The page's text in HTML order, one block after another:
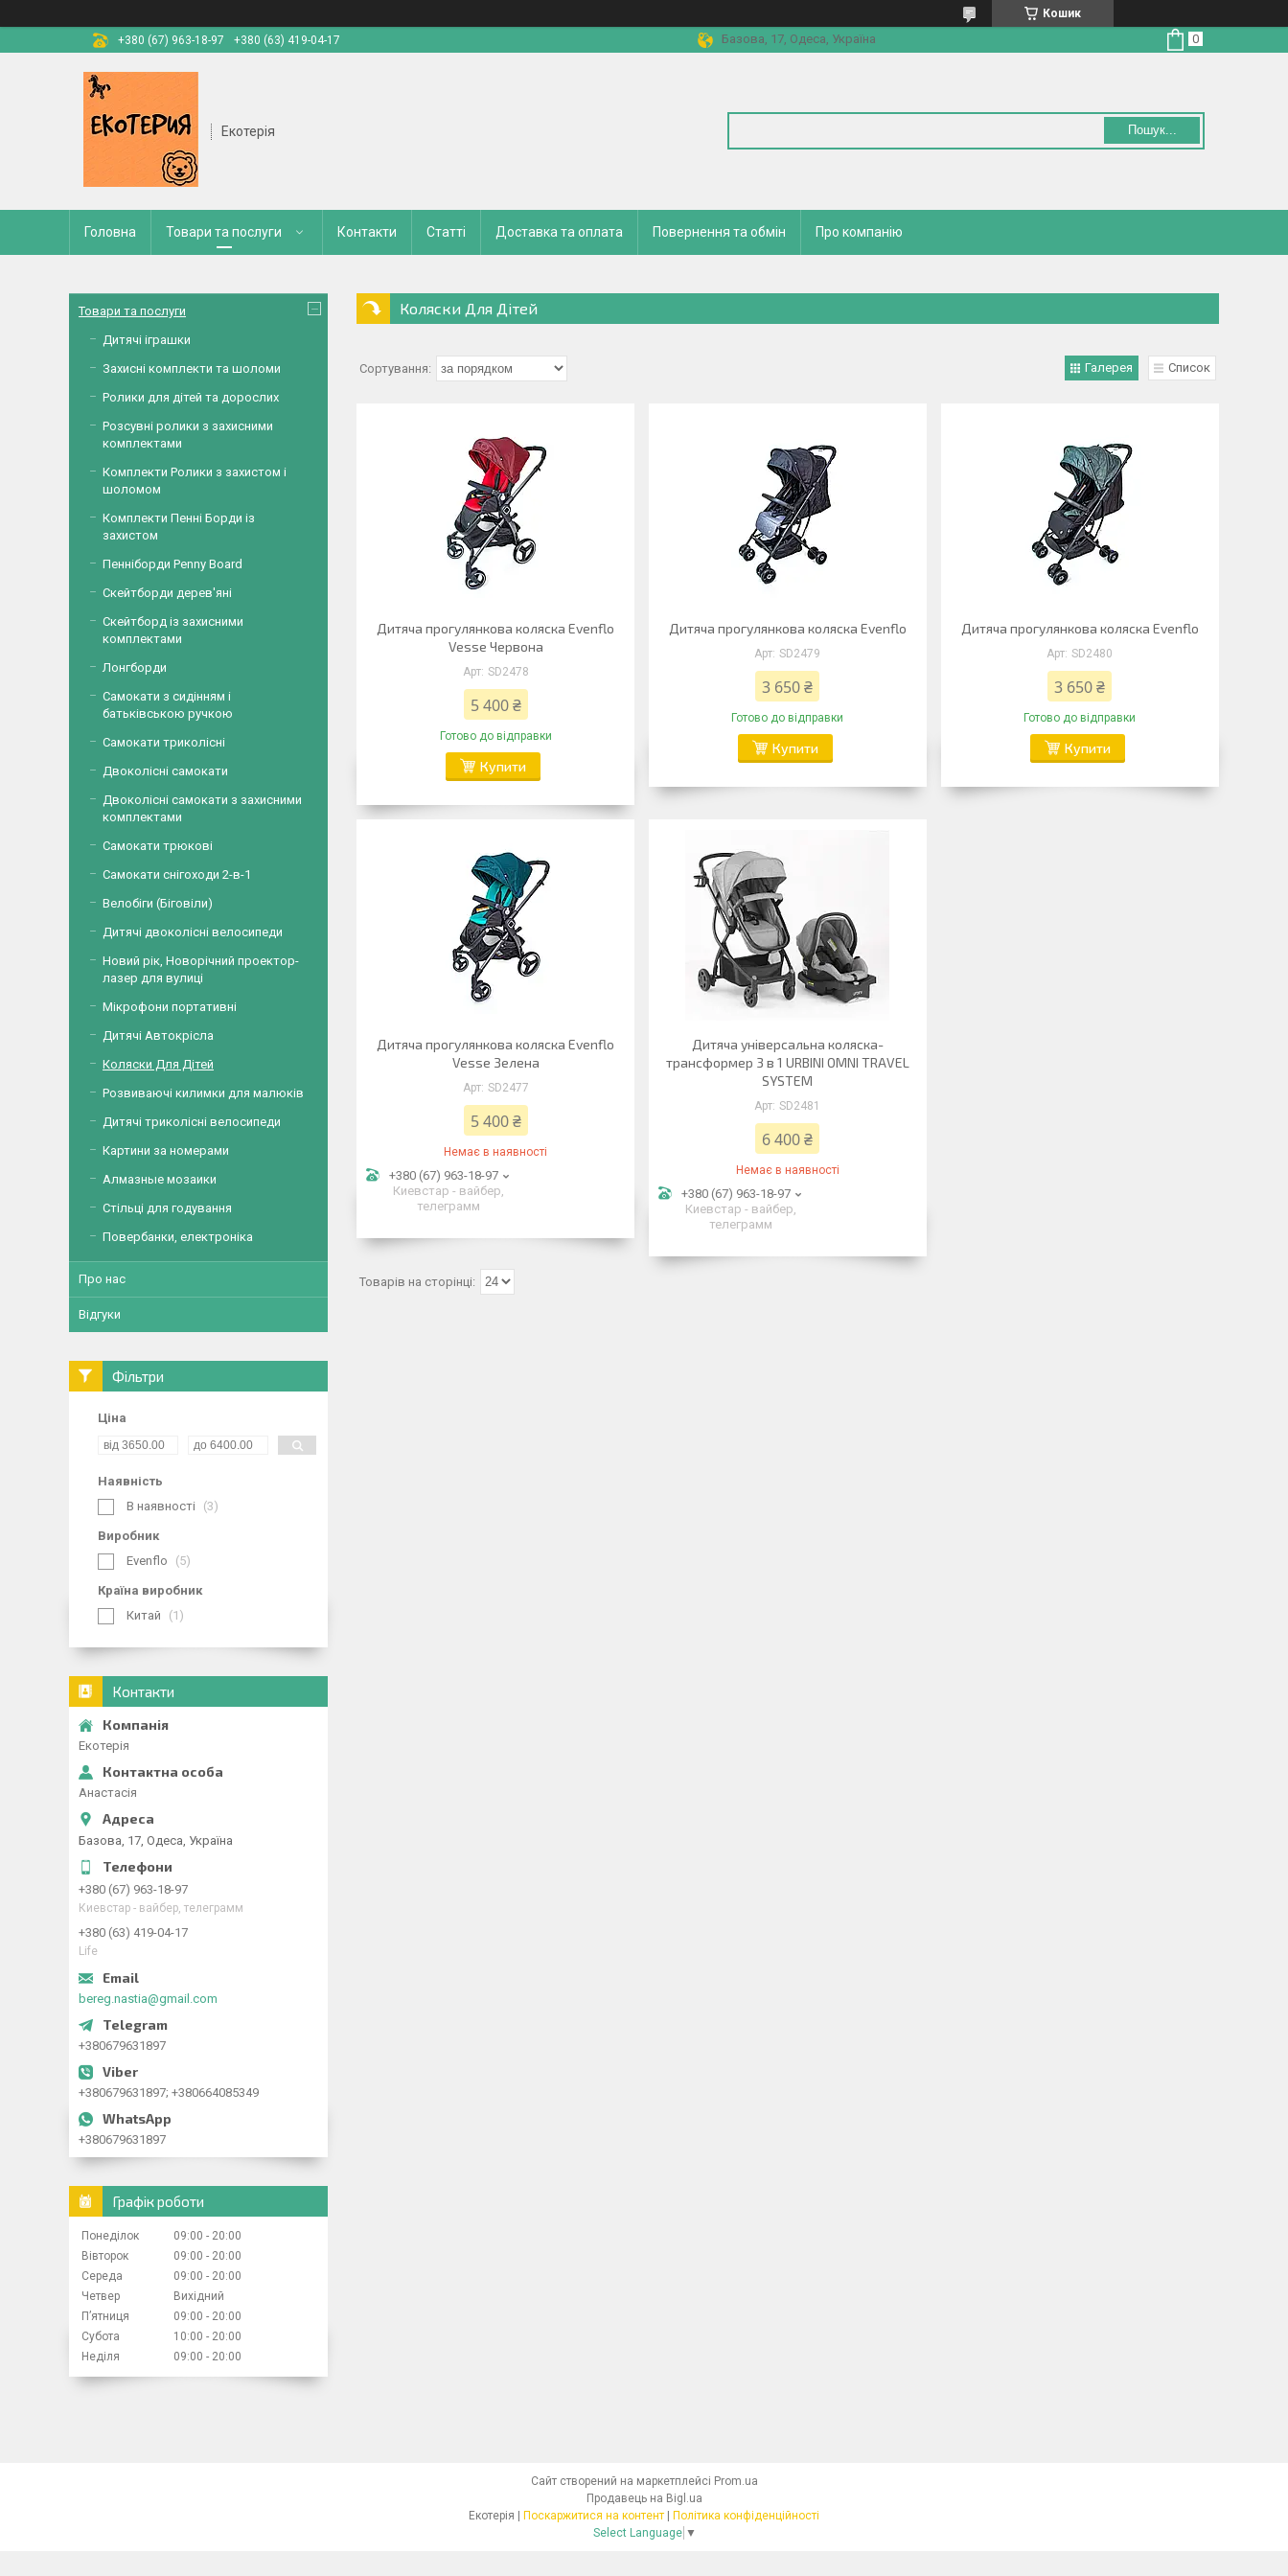
Кошик
+380 (67) 963-18-97
+380 (63) 419-04-17 Базова, 17, Одеса, Україна
Екотерія Пошук...
Головна Товари та послуги Контакти Статті Доставка та оплата Повернення та обмін Про компанію
Коляски Для Дітей
Галерея Список
Дитяча прогулянкова коляска Evenflo
Vesse Червона
SD2478
5 400 ₴
Готово до відправки
Купити
Дитяча прогулянкова коляска Evenflo
SD2479
3 650 ₴
Готово до відправки
Купити
Дитяча прогулянкова коляска Evenflo
SD2480
3 650 ₴
Готово до відправки
Купити
Дитяча прогулянкова коляска Evenflo
Vesse Зелена
SD2477
5 400 ₴
Немає в наявності
+380 (67) 963-18-97
Киевстар - вайбер,
телеграмм
Дитяча універсальна коляска-
трансформер 3 в 1 URBINI OMNI TRAVEL
SYSTEM
SD2481
6 400 ₴
Немає в наявності
+380 (67) 963-18-97
Киевстар - вайбер,
телеграмм
Товари та послуги
Дитячі іграшки
Захисні комплекти та шоломи
Ролики для дітей та дорослих
Розсувні ролики з захисними
комплектами
Комплекти Ролики з захистом і
шоломом
Комплекти Пенні Борди із
захистом
Пенніборди Penny Board
Скейтборди дерев'яні
Скейтборд із захисними
комплектами
Лонгборди
Самокати з сидінням і
батьківською ручкою
Самокати триколісні
Двоколісні самокати
Двоколісні самокати з захисними
комплектами
Самокати трюкові
Самокати снігоходи 2-в-1
Велобіги (Біговіли)
Дитячі двоколісні велосипеди
Новий рік, Новорічний проектор-
лазер для вулиці
Мікрофони портативні
Дитячі Автокрісла
Коляски Для Дітей
Розвиваючі килимки для малюків
Дитячі триколісні велосипеди
Картини за номерами
Алмазные мозаики
Стільці для годування
Повербанки, електроніка
Про нас
Відгуки
Фільтри
Ціна
Наявність
В наявності
3
Виробник
Evenflo
5
Країна виробник
Китай
1
Контакти
Екотерія
Анастасія
Базова, 17, Одеса, Україна
+380 (67) 963-18-97
Киевстар - вайбер, телеграмм
+380 (63) 419-04-17
Life
bereg.nastia@gmail.com
+380679631897
+380679631897; +380664085349
+380679631897
Графік роботи
Понеділок 09:00
20:00
Вівторок
09:00
20:00
Середа
09:00
20:00
Четвер
Вихідний
Пʼятниця
09:00
20:00
Субота
10:00
20:00
Неділя
09:00 20:00
Сайт створений на маркетплейсі Prom.ua
Продавець на Bigl.ua
Екотерія | Поскаржитися на контент | Політика конфіденційності
Select Language ▼